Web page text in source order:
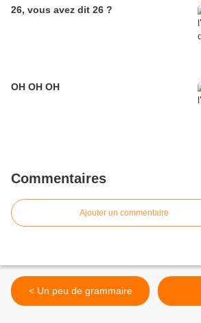
26, vous avez dit 26 ?
OH OH OH
Commentaires
Ajouter un commentaire
< Un peu de grammaire